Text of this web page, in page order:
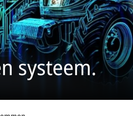
systeem.